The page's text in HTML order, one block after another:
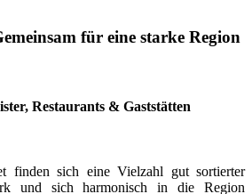
für eine starke Region
Restaurants & Gaststätten
finden sich eine Vielzahl gut sortierter
und sich harmonisch in die Region